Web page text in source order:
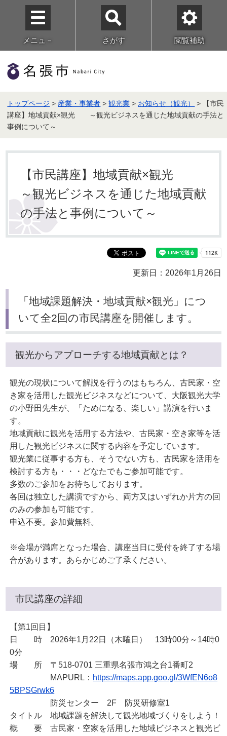
メニュ－ さがす 閲覧補助
トップページ > 産業・事業者 >観光業 > お知らせ（観光）
> 【市民
講座】地域貢献×観光 ～観光ビジネスを通じた地域貢献の手法と
事例について～
【市民講座】地域貢献×観光
～観光ビジネスを通じた地域貢献
の手法と事例について～
更新日：2026年1月26日
「地域課題解決・地域貢献×観光」につ
いて全2回の市民講座を開催します。
観光からアプローチする地域貢献とは？
観光の現状について解説を行うのはもちろん、古民家・空
き家を活用した観光ビジネスなどについて、大阪観光大学
の小野田先生が、「ためになる、楽しい」講演を行いま
す。
地域貢献に観光を活用する方法や、古民家・空き家等を活
用した観光ビジネスに関する内容を予定しています。
観光業に従事する方も、そうでない方も、古民家を活用を
検討する方も・・・どなたでもご参加可能です。
多数のご参加をお待ちしております。
各回は独立した講演ですから、両方又はいずれか片方の回
のみの参加も可能です。
申込不要。参加費無料。
※会場が満席となった場合、講座当日に受付を終了する場
合があります。あらかじめご了承ください。
市民講座の詳細
【第1回目】
日 時 2026年1月22日（木曜日） 13時00分～14時0
0分
場 所 〒518-0701 三重県名張市鴻之台1番町2
MAPURL： https://maps.app.goo.gl/3WfEN6o8
5BPSGrwk6
防災センター 2F 防災研修室1
タイトル 地域課題を解決して観光地域づくりをしよう！
概 要 古民家・空家を活用した地域ビジネスと観光ビ